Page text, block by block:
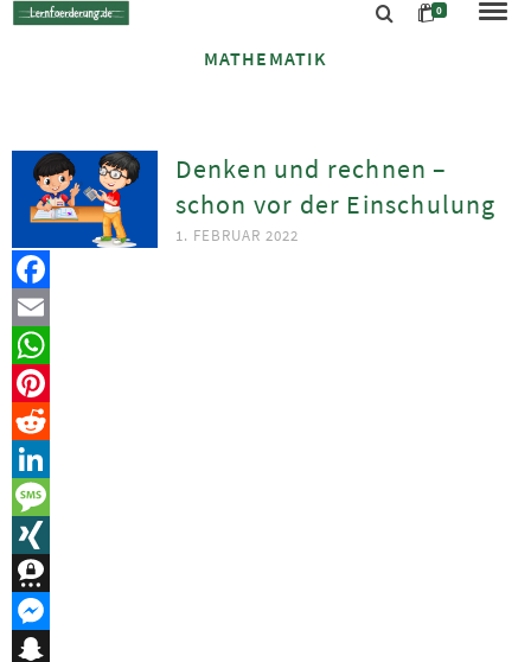
0
MATHEMATIK
Denken und rechnen –
schon vor der Einschulung
1. FEBRUAR 2022
Facebook
Email
WhatsApp
Pinterest
Reddit
LinkedIn
Message
XING
Threema
Messenger